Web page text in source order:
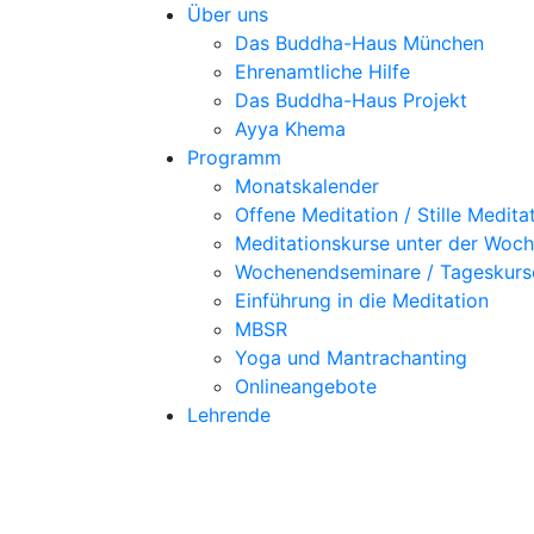
Über uns
Das Buddha-Haus München
Ehrenamtliche Hilfe
Das Buddha-Haus Projekt
Ayya Khema
Programm
Monatskalender
Offene Meditation / Stille
Meditationskurse unter der
Wochenendseminare /
Einführung in die Meditation
MBSR
Yoga und Mantrachanting
Onlineangebote
Lehrende